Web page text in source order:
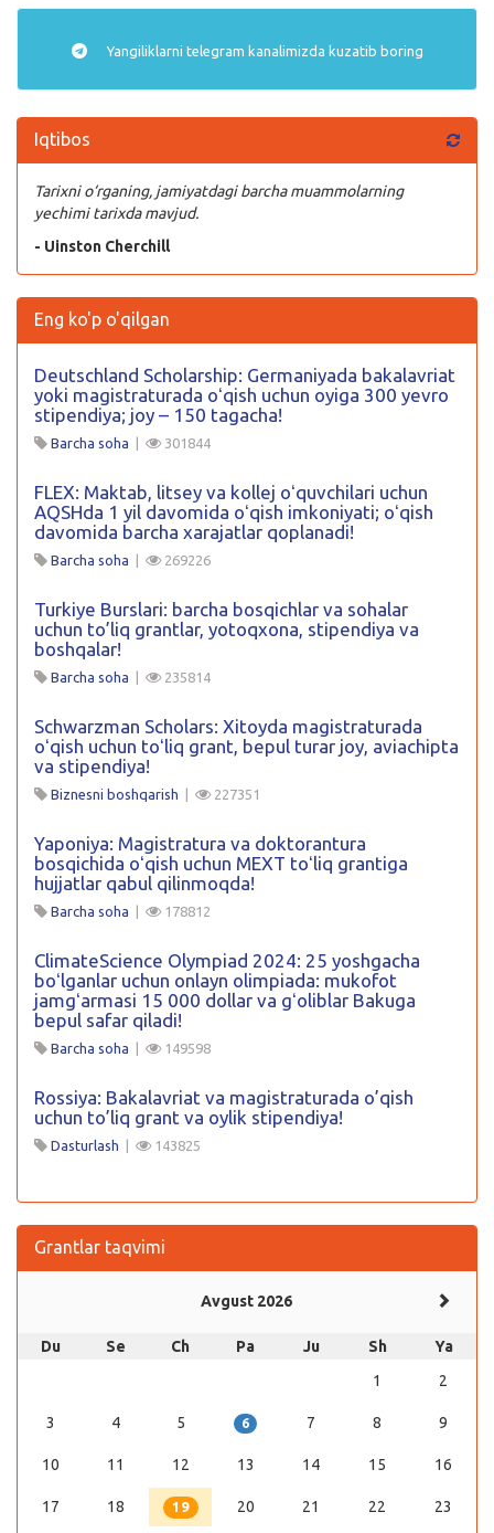
Yangiliklarni telegram kanalimizda kuzatib boring
Iqtibos
Tarixni o‘rganing, jamiyatdagi barcha muammolarning
yechimi tarixda mavjud.
- Uinston Cherchill
Eng ko'p o'qilgan
Deutschland Scholarship: Germaniyada bakalavriat
yoki magistraturada oʻqish uchun oyiga 300 yevro
stipendiya; joy – 150 tagacha!
Barcha soha | 301844
FLEX: Maktab, litsey va kollej oʻquvchilari uchun
AQSHda 1 yil davomida oʻqish imkoniyati; oʻqish
davomida barcha xarajatlar qoplanadi!
Barcha soha | 269226
Turkiye Burslari: barcha bosqichlar va sohalar
uchun to’liq grantlar, yotoqxona, stipendiya va
boshqalar!
Barcha soha | 235814
Schwarzman Scholars: Xitoyda magistraturada
oʻqish uchun toʻliq grant, bepul turar joy, aviachipta
va stipendiya!
Biznesni boshqarish | 227351
Yaponiya: Magistratura va doktorantura
bosqichida oʻqish uchun MEXT toʻliq grantiga
hujjatlar qabul qilinmoqda!
Barcha soha | 178812
ClimateScience Olympiad 2024: 25 yoshgacha
boʻlganlar uchun onlayn olimpiada: mukofot
jamgʻarmasi 15 000 dollar va gʻoliblar Bakuga
bepul safar qiladi!
Barcha soha | 149598
Rossiya: Bakalavriat va magistraturada o’qish
uchun to’liq grant va oylik stipendiya!
Dasturlash | 143825
Grantlar taqvimi
Avgust 2026
Du Se Ch Pa Ju Sh
Ya
1
2
3 4 5 6 7 8 9
10 11 12 13 14 15 16
17 18 19 20 21 22 23